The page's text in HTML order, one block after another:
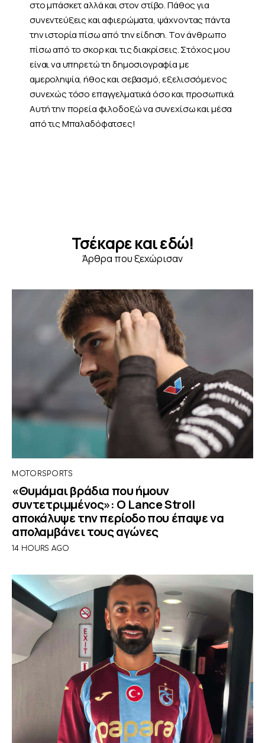
στο μπάσκετ αλλά και στον στίβο. Πάθος για
συνεντεύξεις και αφιερώματα, ψάχνοντας πάντα
την ιστορία πίσω από την είδηση. Τον άνθρωπο
πίσω από το σκορ και τις διακρίσεις. Στόχος μου
είναι να υπηρετώ τη δημοσιογραφία με
αμεροληψία, ήθος και σεβασμό, εξελισσόμενος
συνεχώς τόσο επαγγελματικά όσο και προσωπικά.
Αυτή την πορεία φιλοδοξώ να συνεχίσω και μέσα
από τις Μπαλαδόφατσες!
Τσέκαρε και εδώ!
Άρθρα που ξεχώρισαν
MOTORSPORTS
«Θυμάμαι βράδια που ήμουν
συντετριμμένος»: O Lance Stroll
αποκάλυψε την περίοδο που έπαψε να
απολαμβάνει τους αγώνες
14 HOURS AGO